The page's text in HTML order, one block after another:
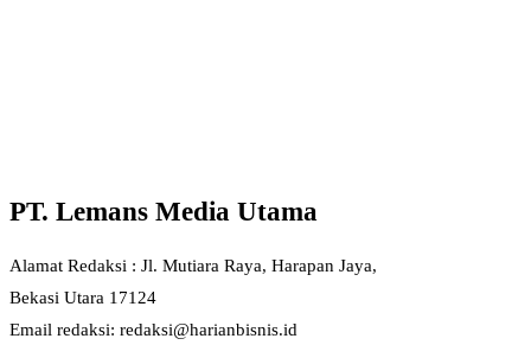
PT. Lemans Media Utama
Alamat Redaksi : Jl. Mutiara Raya, Harapan Jaya,
Bekasi Utara 17124
Email redaksi: redaksi@harianbisnis.id